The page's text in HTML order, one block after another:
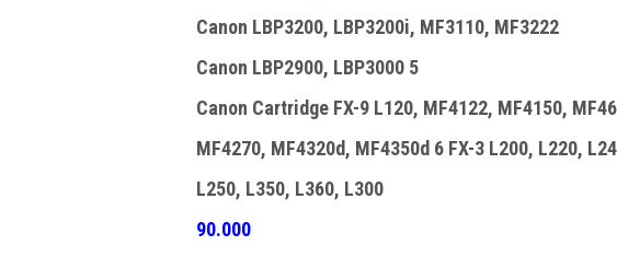
Canon LBP3200, LBP3200i, MF3110, MF3222
Canon LBP2900, LBP3000 5
Canon Cartridge FX-9 L120, MF4122, MF4150,
MF4270, MF4320d, MF4350d 6 FX-3 L200, L220,
L250, L350, L360, L300
90.000